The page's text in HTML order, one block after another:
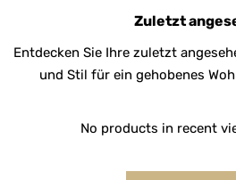
Zuletzt
Entdecken Sie Ihre zuletzt
und Stil für ein gehobenes
No products in recent